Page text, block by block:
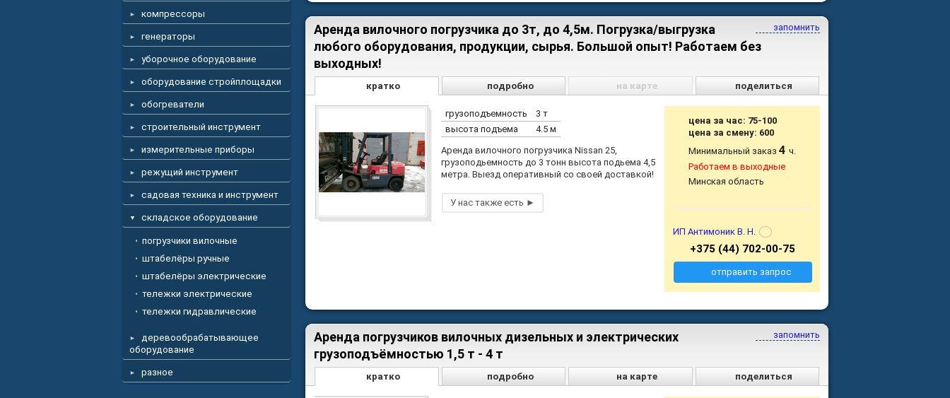
компрессоры
генераторы
уборочное оборудование
оборудование стройплощадки
обогреватели
строительный инструмент
измерительные приборы
режущий инструмент
садовая техника и инструмент
складское оборудование
погрузчики вилочные
штабелёры ручные
штабелёры электрические
тележки электрические
тележки гидравлические
деревообрабатывающее
оборудование
разное
запомнить
Аренда вилочного погрузчика до 3т, до 4,5м. Погрузка/выгрузка
любого оборудования, продукции, сырья. Большой опыт! Работаем без
выходных!
кратко подробно на карте поделиться
грузоподъемность
3 т
высота подъема
4.5 м
Аренда вилочного погрузчика Nissan 25,
грузоподьемность до 3 тонн высота подьема 4,5
метра. Выезд оперативный со своей доставкой!
цена за час: 75-100
цена за смену: 600
Минимальный заказ4ч.
Работаем в выходные
Минская область
ИП Антимоник В. Н.
+375 (44) 702-00-75
отправить запрос
запомнить
Аренда погрузчиков вилочных дизельных и электрических
грузоподъёмностью 1,5 т - 4 т
кратко подробно на карте поделиться